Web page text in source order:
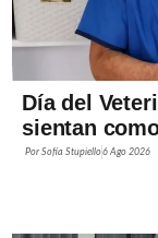
Día del
sientan
PorSofía Stupiello6 Ago 2026